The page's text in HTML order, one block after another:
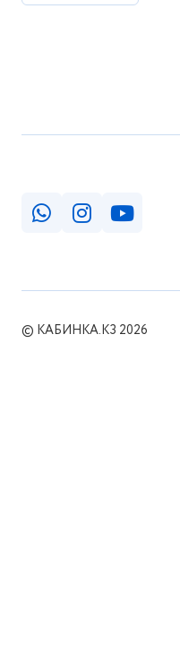
© КАБИНКА.КЗ 2026